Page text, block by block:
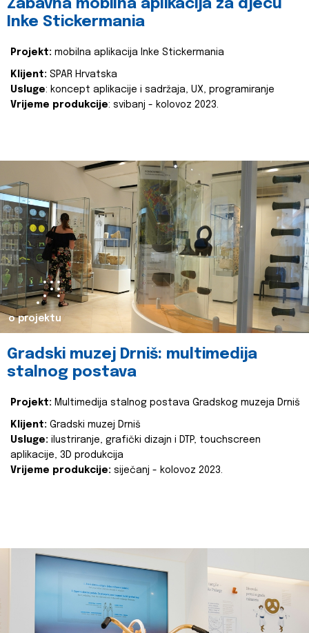
Zabavna mobilna aplikacija za djecu
Inke Stickermania
Projekt: mobilna aplikacija Inke Stickermania
Klijent: SPAR Hrvatska
Usluge: koncept aplikacije i sadržaja, UX, programiranje
Vrijeme produkcije: svibanj - kolovoz 2023.
o projektu
Gradski muzej Drniš: multimedija
stalnog postava
Projekt: Multimedija stalnog postava Gradskog muzeja Drniš
Klijent: Gradski muzej Drniš
Usluge: ilustriranje, grafički dizajn i DTP, touchscreen
aplikacije, 3D produkcija
Vrijeme produkcije: siječanj - kolovoz 2023.